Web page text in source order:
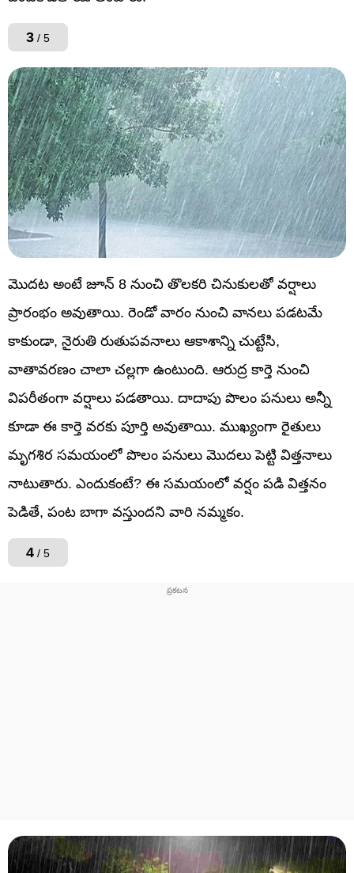
3 / 5
మొదట అంటే జూన్ 8 నుంచి తొలకరి చినుకులతో వర్షాలు
ప్రారంభం అవుతాయి. రెండో వారం నుంచి వానలు పడటమే
కాకుండా, నైరుతి రుతుపవనాలు ఆకాశాన్ని చుట్టేసి,
వాతావరణం చాలా చల్లగా ఉంటుంది. ఆరుద్ర కార్తె నుంచి
విపరీతంగా వర్షాలు పడతాయి. దాదాపు పొలం పనులు అన్నీ
కూడా ఈ కార్తె వరకు పూర్తి అవుతాయి. ముఖ్యంగా రైతులు
మృగశిర సమయంలో పొలం పనులు మొదలు పెట్టి విత్తనాలు
నాటుతారు. ఎందుకంటే? ఈ సమయంలో వర్షం పడి విత్తనం
పెడితే, పంట బాగా వస్తుందని వారి నమ్మకం.
4 / 5